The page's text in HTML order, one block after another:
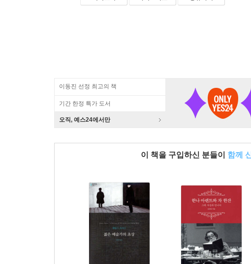
이동진 선정 최고의 책
기간 한정 특가 도서
오직, 예스24에서만
이 책을 구입하신 분들이 함께